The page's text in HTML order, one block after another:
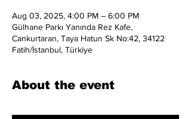
Aug 03, 2025, 4:00 PM – 6:00 PM
Gülhane Parkı Yanında Rez Kafe,
Cankurtaran, Taya Hatun Sk No:42, 34122
Fatih/İstanbul, Türkiye
About the event